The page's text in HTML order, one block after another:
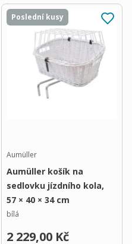
Poslední kusy
Aumüller
Aumüller košík na
sedlovku jízdního kola,
57 × 40 × 34 cm
bílá
2 229,00 Kč